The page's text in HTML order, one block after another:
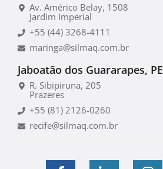
Av. Américo Belay, 1508
Jardim Imperial
+55 (44) 3268-4111
maringa@silmaq.com.br
Jaboatão dos Guararapes, PE
R. Sibipiruna, 205
Prazeres
+55 (81) 2126-0260
recife@silmaq.com.br